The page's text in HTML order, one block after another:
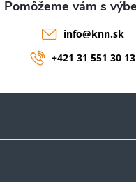
info@knn.sk
+421 31 551 30 13